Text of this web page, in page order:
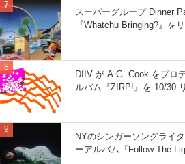
スーパーグループ Dinner
『Whatchu Bringing?』を
DIIV が A.G. Cook をプロ
ルバム『ZIRP!』を 10/30
NYのシンガーソングライ
ーアルバム『Follow The